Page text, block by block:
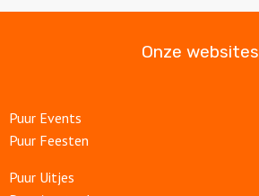
Onze websites
Puur Events
Puur Feesten
Puur Uitjes